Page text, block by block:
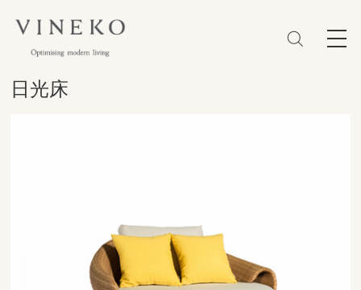
收藏 (0)
日光床